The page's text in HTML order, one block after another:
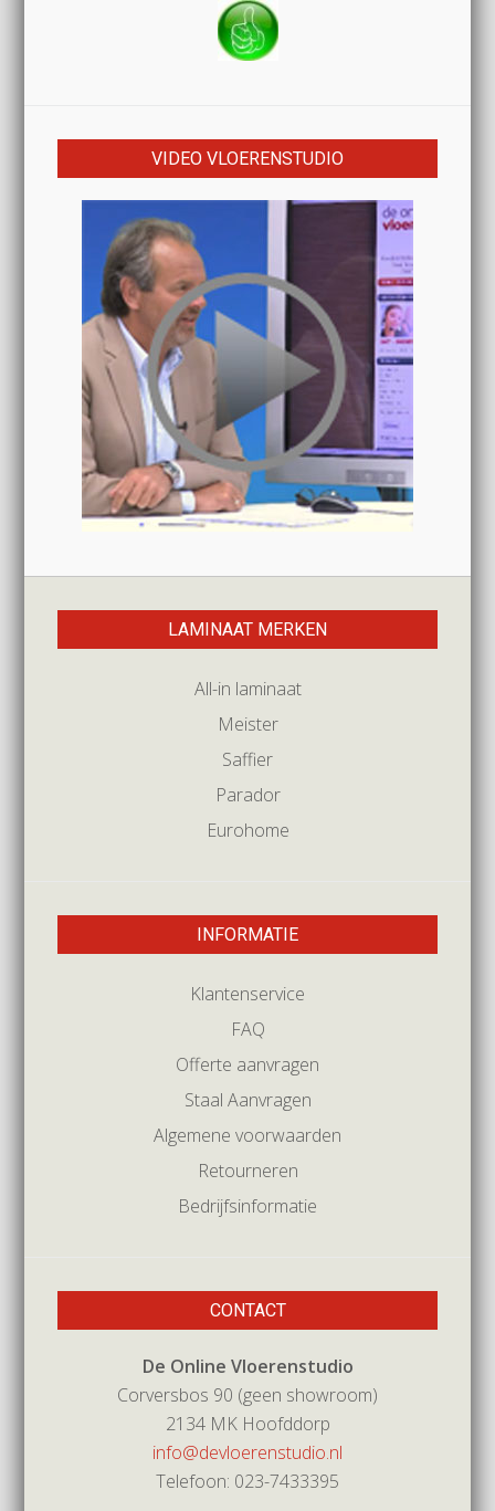
VIDEO VLOERENSTUDIO
LAMINAAT MERKEN
All-in laminaat
Meister
Saffier
Parador
Eurohome
INFORMATIE
Klantenservice
FAQ
Offerte aanvragen
Staal Aanvragen
Algemene voorwaarden
Retourneren
Bedrijfsinformatie
CONTACT
De Online Vloerenstudio
Corversbos 90 (geen showroom)
2134 MK Hoofddorp
info@devloerenstudio.nl
Telefoon: 023-7433395